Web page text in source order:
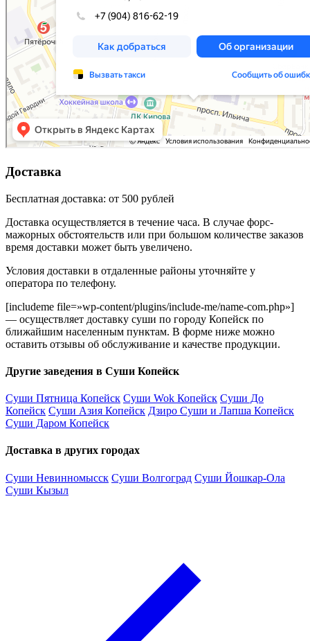
Доставка
Бесплатная доставка: от 500 рублей
Доставка осуществляется в течение часа. В случае форс-
мажорных обстоятельств или при большом количестве заказов
время доставки может быть увеличено.
Условия доставки в отдаленные районы уточняйте у
оператора по телефону.
[includeme file=»wp-content/plugins/include-me/name-com.php»]
— осуществляет доставку суши по городу Копейск по
ближайшим населенным пунктам. В форме ниже можно
оставить отзывы об обслуживание и качестве продукции.
Другие заведения в Суши Копейск
Суши Пятница Копейск Суши Wok Копейск Суши До
Копейск Суши Азия Копейск Дзиро Суши и Лапша Копейск
Суши Даром Копейск
Доставка в других городах
Суши Невинномысск Суши Волгоград Суши Йошкар-Ола
Суши Кызыл